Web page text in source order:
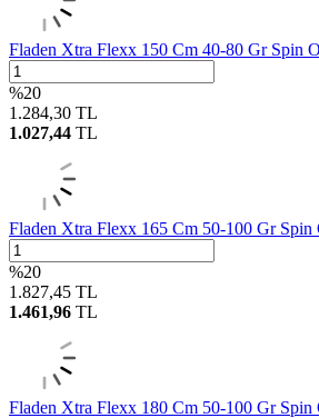
Fladen Xtra Flexx 150 Cm 40-80 Gr Spin
%20
1.284,30 TL
1.027,44 TL
Fladen Xtra Flexx 165 Cm 50-100 Gr Spin
%20
1.827,45 TL
1.461,96 TL
Fladen Xtra Flexx 180 Cm 50-100 Gr Spin